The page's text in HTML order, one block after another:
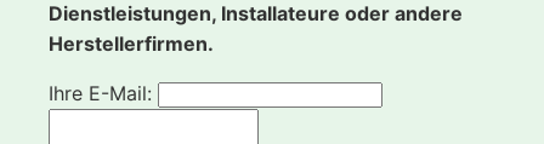
Dienstleistungen, Installateure oder andere
Herstellerfirmen.
Ihre E-Mail: